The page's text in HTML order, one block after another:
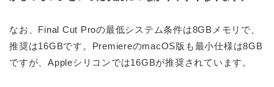
なお、Final Cut Proの最低システム条件は8GBメモリで、
推奨は16GBです。PremiereのmacOS版も最小仕様は8GB
ですが、Appleシリコンでは16GBが推奨されています。